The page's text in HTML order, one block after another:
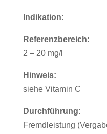
Indikation:
Referenzbereich:
2 – 20 mg/l
Hinweis:
siehe Vitamin C
Durchführung:
Fremdleistung